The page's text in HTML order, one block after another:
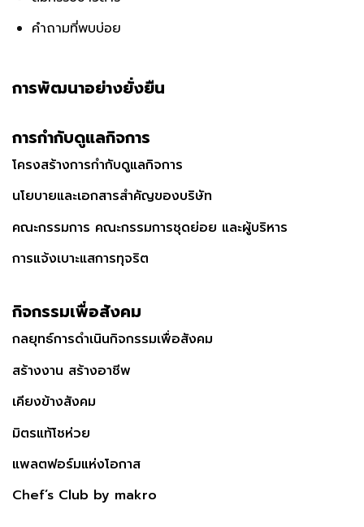
คำถามที่พบบ่อย
การพัฒนาอย่างยั่งยืน
การกำกับดูแลกิจการ
โครงสร้างการกำกับดูแลกิจการ
นโยบายและเอกสารสำคัญของบริษัท
คณะกรรมการ คณะกรรมการชุดย่อย และผู้บริหาร
การแจ้งเบาะแสการทุจริต
กิจกรรมเพื่อสังคม
กลยุทธ์การดำเนินกิจกรรมเพื่อสังคม
สร้างงาน สร้างอาชีพ
เคียงข้างสังคม
มิตรแท้โชห่วย
แพลตฟอร์มแห่งโอกาส
Chef’s Club by makro